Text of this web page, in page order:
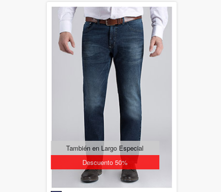
Descuento 50%
También en Largo Especial